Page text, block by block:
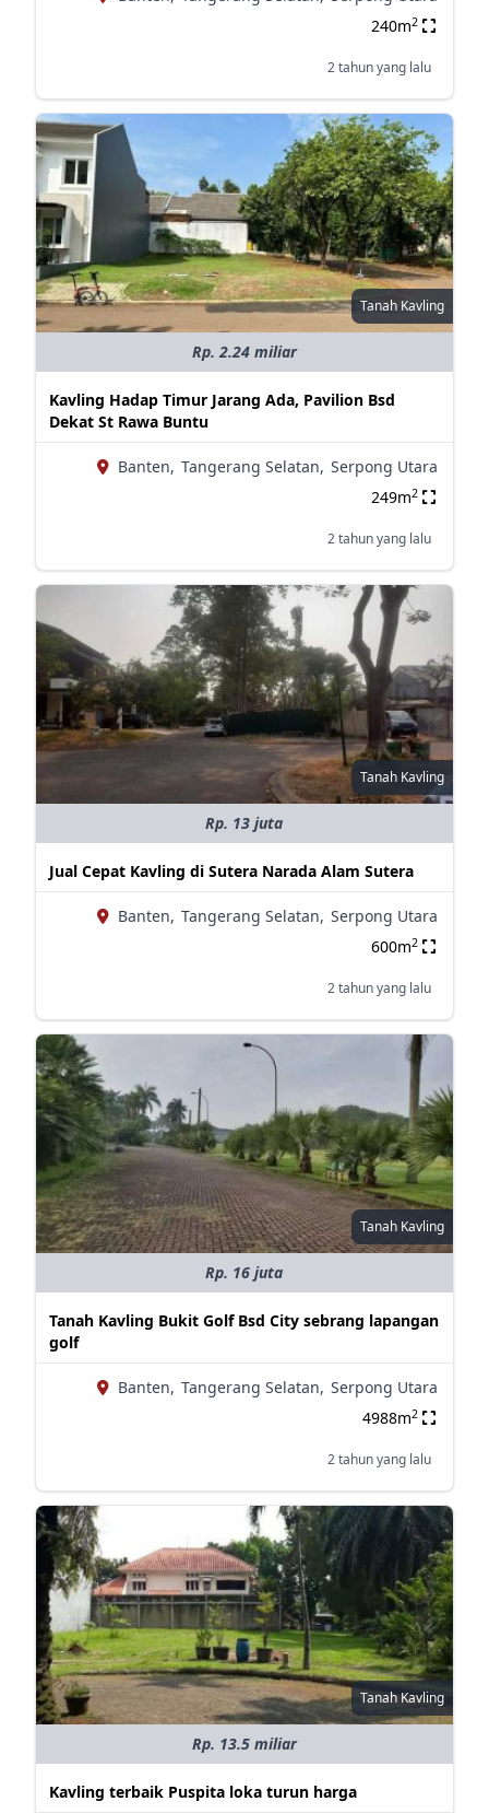
240m2
2 tahun yang lalu
Tanah Kavling
Rp. 2.24 miliar
Kavling Hadap Timur Jarang Ada, Pavilion Bsd
Dekat St Rawa Buntu
Banten, Tangerang Selatan, Serpong Utara
249m2
2 tahun yang lalu
Tanah Kavling
Rp. 13 juta
Jual Cepat Kavling di Sutera Narada Alam Sutera
Banten, Tangerang Selatan, Serpong Utara
600m2
2 tahun yang lalu
Tanah Kavling
Rp. 16 juta
Tanah Kavling Bukit Golf Bsd City sebrang lapangan
golf
Banten, Tangerang Selatan, Serpong Utara
4988m2
2 tahun yang lalu
Tanah Kavling
Rp. 13.5 miliar
Kavling terbaik Puspita loka turun harga